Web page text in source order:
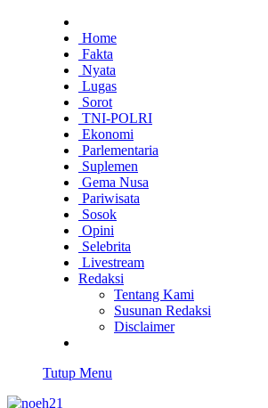
Home
Fakta
Nyata
Lugas
Sorot
TNI-POLRI
Ekonomi
Parlementaria
Suplemen
Gema Nusa
Pariwisata
Sosok
Opini
Selebrita
Livestream
Redaksi
Tentang Kami
Susunan Redaksi
Disclaimer
Tutup Menu